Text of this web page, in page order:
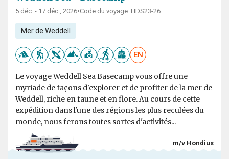
5 déc. - 17 déc., 2026•Code du voyage: HDS23-26
Mer de Weddell
EN
Le voyage Weddell Sea Basecamp vous offre une
myriade de façons d'explorer et de profiter de la mer de
Weddell, riche en faune et en flore. Au cours de cette
expédition dans l'une des régions les plus reculées du
monde, nous ferons toutes sortes d'activités...
m/v Hondius